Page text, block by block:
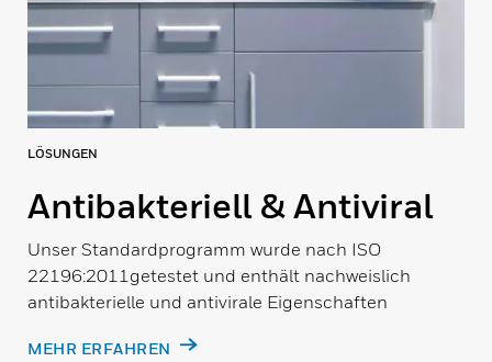
LÖSUNGEN
Antibakteriell & Antiviral
Unser Standardprogramm wurde nach ISO
22196:2011getestet und enthält nachweislich
antibakterielle und antivirale Eigenschaften
MEHR ERFAHREN